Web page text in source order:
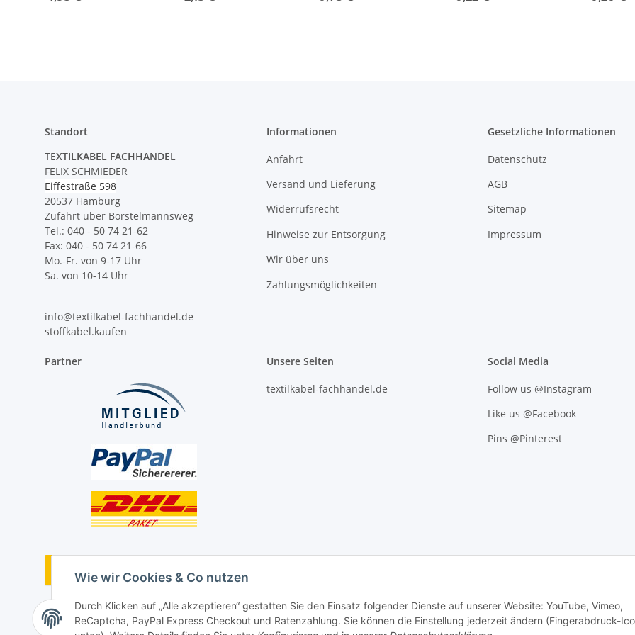
Wie wir Cookies & Co nutzen
Durch Klicken auf „Alle akzeptieren“ gestatten Sie den Einsatz folgender Dienste auf unserer Website: YouTube, Vimeo,
ReCaptcha, PayPal Express Checkout und Ratenzahlung. Sie können die Einstellung jederzeit ändern (Fingerabdruck-
Standort
TEXTILKABEL FACHHANDEL
FELIX SCHMIEDER
Eiffestraße 598
20537 Hamburg
Zufahrt über Borstelmannsweg
Tel.: 040 - 50 74 21-62
Fax: 040 - 50 74 21-66
Mo.-Fr. von 9-17 Uhr
Sa. von 10-14 Uhr
info@textilkabel-fachhandel.de
stoffkabel.kaufen
Informationen
Anfahrt
Versand und Lieferung
Widerrufsrecht
Hinweise zur Entsorgung
Wir über uns
Zahlungsmöglichkeiten
Gesetzliche Informationen
Datenschutz
AGB
Sitemap
Impressum
Partner Unsere Seiten
textilkabel-fachhandel.de
Social Media
Follow us @Instagram
Like us @Facebook
Pins @Pinterest
Vertrag widerrufen